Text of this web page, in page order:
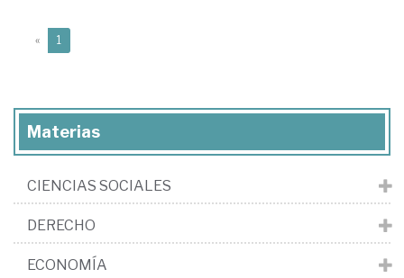
« 1
Materias
CIENCIAS SOCIALES
DERECHO
ECONOMÍA